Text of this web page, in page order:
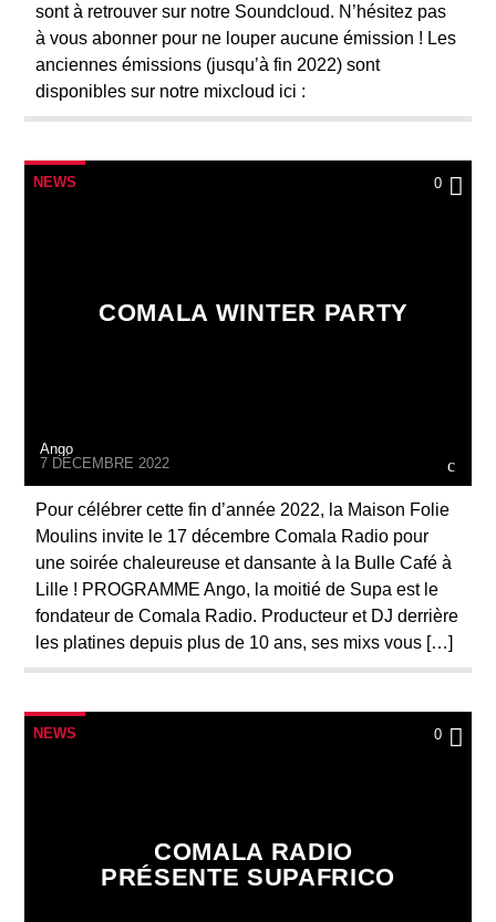
sont à retrouver sur notre Soundcloud. N’hésitez pas
à vous abonner pour ne louper aucune émission ! Les
anciennes émissions (jusqu’à fin 2022) sont
disponibles sur notre mixcloud ici :
NEWS 0
COMALA WINTER PARTY
Ango
7 DÉCEMBRE 2022
Pour célébrer cette fin d’année 2022, la Maison Folie
Moulins invite le 17 décembre Comala Radio pour
une soirée chaleureuse et dansante à la Bulle Café à
Lille ! PROGRAMME Ango, la moitié de Supa est le
fondateur de Comala Radio. Producteur et DJ derrière
les platines depuis plus de 10 ans, ses mixs vous […]
NEWS 0
COMALA RADIO
PRÉSENTE SUPAFRICO